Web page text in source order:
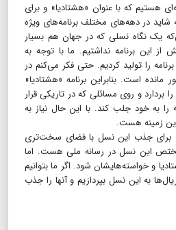
هستیم که با عنوان «هشتادیا» و برای
در دهه‌های مختلف برنامه‌های ویژه
یک نگاه نسلی که در جهان هم بسیار
این برنامه نداشتیم. ما با توجه به
را تولید کردیم. حتی فکر می‌کنم در
است. بنابراین برنامه «هشتادیا»
بردارد و روی مسائلی که در تاریکی قرار
را به خود جلب کند. با این حال نیاز به
زمینه هست.
برای جذب این نسل با فضای سخت‌تری
این نسل در رسانه ملی هست. اما
و خواسته‌هایشان شود. اگر ما بتوانیم
به این نسل بپردازیم و آنها را جذب